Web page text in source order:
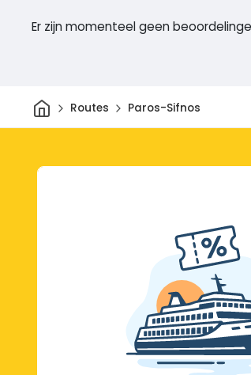
Er zijn momenteel geen
ThuisRoutes Paros-Sifnos